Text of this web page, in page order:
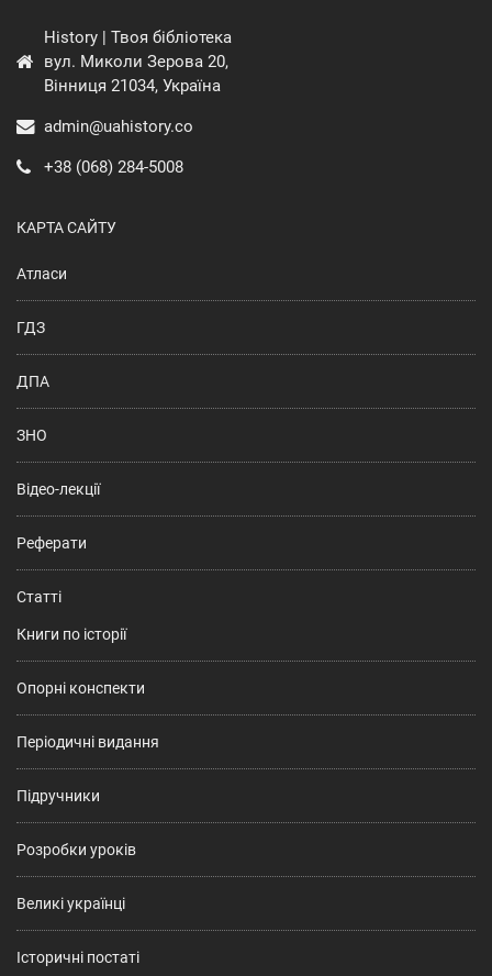
History | Твоя бібліотека
вул. Миколи Зерова 20,
Вінниця 21034, Україна
admin@uahistory.co
+38 (068) 284-5008
КАРТА САЙТУ
Атласи
ГДЗ
ДПА
ЗНО
Відео-лекції
Реферати
Статті
Книги по історії
Опорні конспекти
Періодичні видання
Підручники
Розробки уроків
Великі українці
Історичні постаті